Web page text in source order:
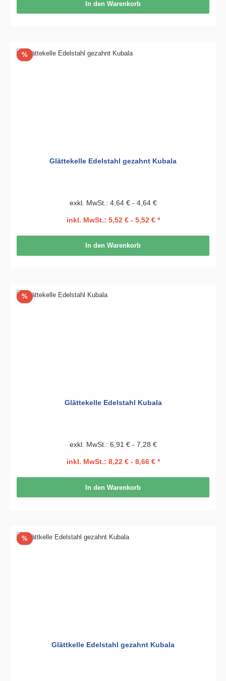
In den Warenkorb
%Rabatt
Glättekelle Edelstahl gezahnt Kubala
exkl. MwSt.: 4,64 € - 4,64 €
inkl. MwSt.: 5,52 € - 5,52 € *
In den Warenkorb
%Rabatt
Glättekelle Edelstahl Kubala
exkl. MwSt.: 6,91 € - 7,28 €
inkl. MwSt.: 8,22 € - 8,66 € *
In den Warenkorb
%Rabatt
Glättkelle Edelstahl gezahnt Kubala